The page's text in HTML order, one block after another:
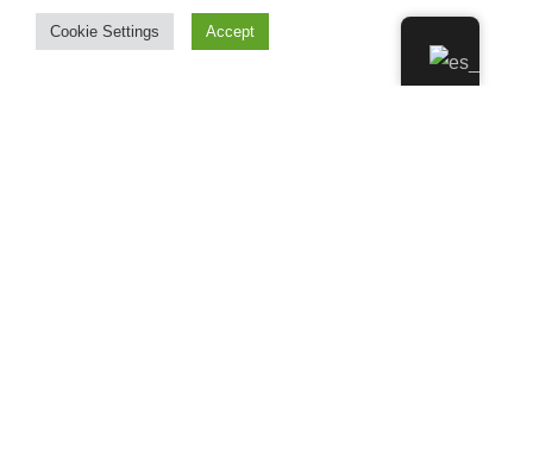
Cookie Settings Accept